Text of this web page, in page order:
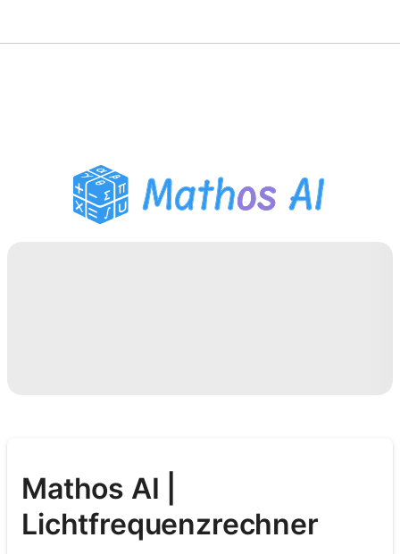
PDF Hausaufgaben-Helfer
Lernwerkzeuge
Mathos AI |
Lichtfrequenzrechner